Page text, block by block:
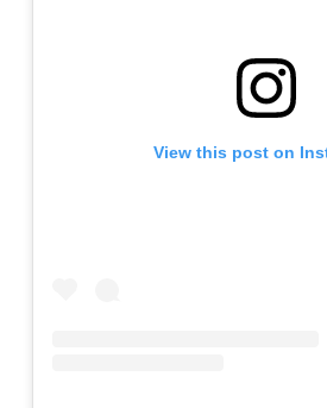
View this post on